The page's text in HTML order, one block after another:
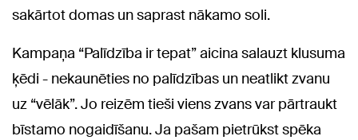
sakārtot domas un saprast nākamo soli.
Kampaņa “Palīdzība ir tepat” aicina salauzt klusuma
ķēdi - nekaunēties no palīdzības un neatlikt zvanu
uz “vēlāk”. Jo reizēm tieši viens zvans var pārtraukt
bīstamo nogaidīšanu. Ja pašam pietrūkst spēka